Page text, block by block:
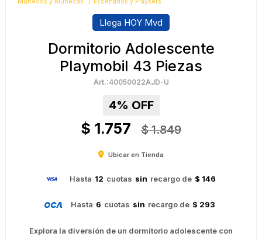
Muñecos y Muñecas Escenarios y Playsets
Llega HOY Mvd
Dormitorio Adolescente
Playmobil 43 Piezas
40050022AJD-U
4
$ 1.757 $ 1.849
Ubicar en Tienda
Hasta 12 cuotas sin recargo de $ 146
Hasta 6 cuotas sin recargo de $ 293
Explora la diversión de un dormitorio adolescente con